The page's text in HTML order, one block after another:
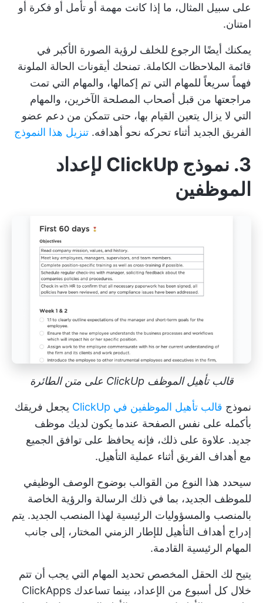
على سبيل المثال، ما إذا كانت مهمة أو تأمل أو فكرة أو
امتنان.
يمكنك أيضًا الرجوع للخلف لرؤية الصورة الأكبر في
قائمة الملاحظات الكاملة. تمنحك أيقونات الحالة الملونة
فهماً سريعاً للمهام التي تم إكمالها، والمهام التي تمت
مراجعتها من قبل أصحاب المصلحة الآخرين، والمهام
التي لا يزال يتعين القيام بها، حتى تتمكن من دعم عضو
الفريق الجديد أثناء تحركه نحو أهدافه. تنزيل هذا النموذج
3. نموذج ClickUp لإعداد
الموظفين
قالب تأهيل الموظف ClickUp على متن الطائرة
نموذج قالب تأهيل الموظفين في ClickUp
يجعل فريقك
بأكمله على نفس الصفحة عندما يكون لديك موظف
جديد. علاوة على ذلك، فإنه يحافظ على توافق الجميع
مع أهداف الفريق أثناء عملية التأهيل.
سيحدد هذا النوع من القوالب بوضوح الوصف الوظيفي
للموظف الجديد، بما في ذلك الرسالة والرؤية الخاصة
بالمنصب والمسؤوليات الرئيسية لهذا المنصب الجديد. يتم
إدراج أهداف التأهيل للإطار الزمني المختار، إلى جانب
المهام الرئيسية القادمة.
يتيح لك الحقل المخصص تحديد المهام التي يجب أن تتم
خلال كل أسبوع من الإعداد، بينما تساعدك ClickApps